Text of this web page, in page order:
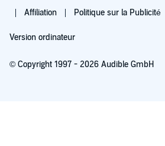
Affiliation Politique sur la Publicité
Version ordinateur
© Copyright 1997 - 2026 Audible GmbH